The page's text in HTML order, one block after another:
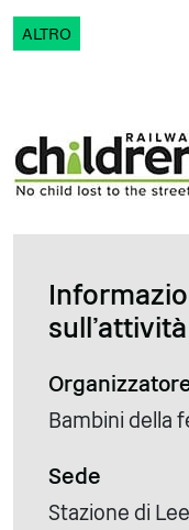
ALTRO
sull'attività
Bambini della
Sede
Stazione di